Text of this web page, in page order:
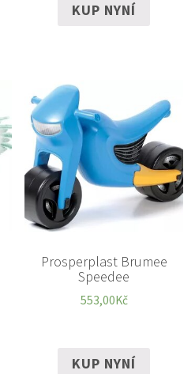
KUP NYNÍ
Prosperplast Brumee
Speedee
553,00Kč
KUP NYNÍ